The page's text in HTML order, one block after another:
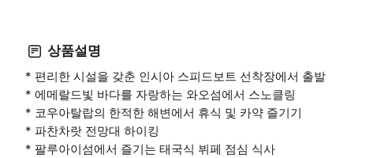
상품설명
* 편리한 시설을 갖춘 인시아 스피드보트 선착장에서 출발
* 에메랄드빛 바다를 자랑하는 와오섬에서 스노클링
* 코우아탈랍의 한적한 해변에서 휴식 및 카약 즐기기
* 파찬차랏 전망대 하이킹
* 팔루아이섬에서 즐기는 태국식 뷔페 점심 식사